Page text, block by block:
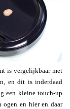
is vergelijkbaar met
en dit is inderdaad
een kleine touch-up
en hier en daar